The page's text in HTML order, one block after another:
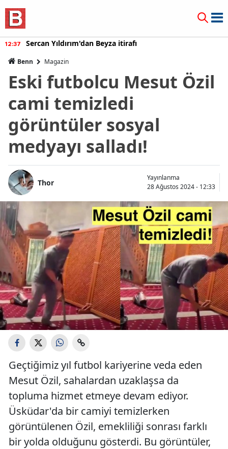
12:37 Sercan Yıldırım'dan Beyza itirafı
Benn Magazin
Eski futbolcu Mesut Özil
cami temizledi
görüntüler sosyal
medyayı salladı!
Thor
Yayınlanma
28 Ağustos 2024 - 12:33
Geçtiğimiz yıl futbol kariyerine veda eden
Mesut Özil, sahalardan uzaklaşsa da
topluma hizmet etmeye devam ediyor.
Üsküdar'da bir camiyi temizlerken
görüntülenen Özil, emekliliği sonrası farklı
bir yolda olduğunu gösterdi. Bu görüntüler,